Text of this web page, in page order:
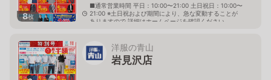
8枚
■通常営業時間 平日：10:00〜21:00 土日祝日：10:00〜
21:00 ※土日祝および期間により、急な変動することが
ありますので 詳細はホームページを確認ください
洋服の青山
岩見沢店